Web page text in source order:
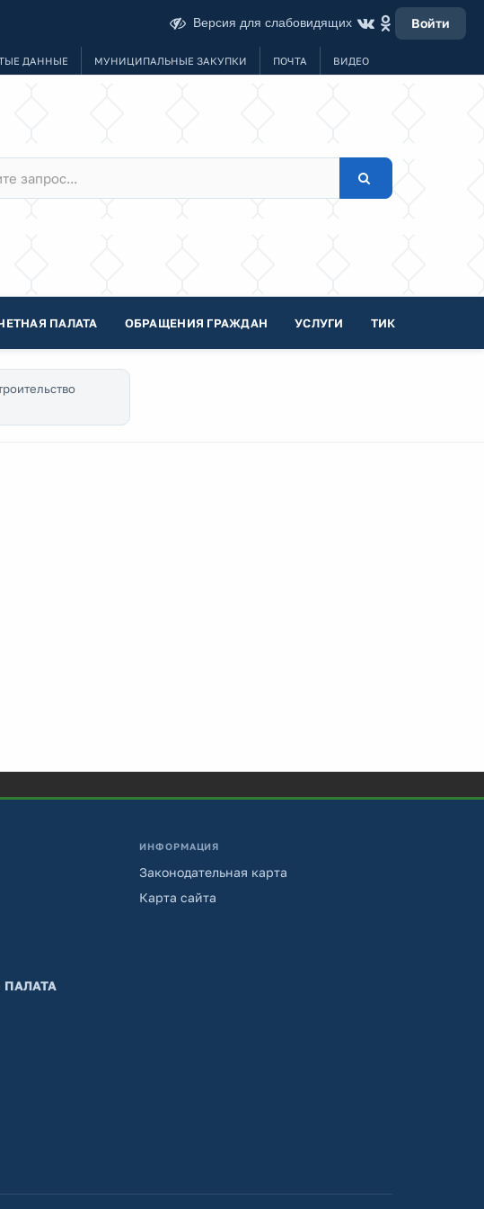
Версия для слабовидящих Войти
ДАННЫЕ МУНИЦИПАЛЬНЫЕ ЗАКУПКИ ПОЧТА ВИДЕО
ПАЛАТА ОБРАЩЕНИЯ ГРАЖДАН УСЛУГИ ТИК
ИНФОРМАЦИЯ
Законодательная карта
Карта сайта